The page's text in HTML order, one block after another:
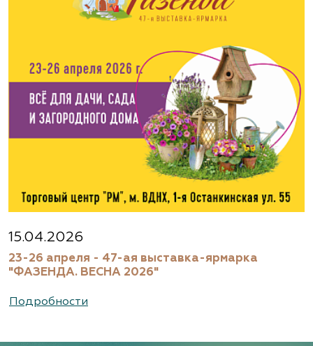
15.04.2026
23-26 апреля - 47-ая выставка-ярмарка
"ФАЗЕНДА. ВЕСНА 2026"
Подробности